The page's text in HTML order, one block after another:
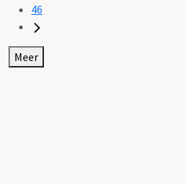
46
Meer